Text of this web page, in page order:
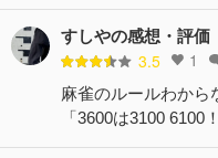
すしやの感想・評価
3.5 1
麻雀のルールわから
「3600は3100 6100